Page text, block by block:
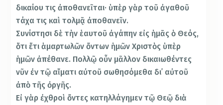
δικαίου τις ἀποθανεῖται· ὑπὲρ γὰρ τοῦ ἀγαθοῦ
τάχα τις καὶ τολμᾷ ἀποθανεῖν.
Συνίστησι δὲ τὴν ἑαυτοῦ ἀγάπην εἰς ἡμᾶς ὁ Θεός,
ὅτι ἔτι ἁμαρτωλῶν ὄντων ἡμῶν Χριστὸς ὑπὲρ
ἡμῶν ἀπέθανε. Πολλῷ οὖν μᾶλλον δικαιωθέντες
νῦν ἐν τῷ αἵματι αὐτοῦ σωθησόμεθα δι᾿ αὐτοῦ
ἀπὸ τῆς ὀργῆς.
Εἰ γὰρ ἐχθροὶ ὄντες κατηλλάγημεν τῷ Θεῷ διὰ